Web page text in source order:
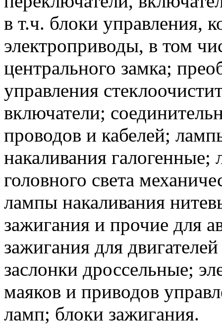
в т.ч. блоки управления,
электроприводы, в том
центрального замка;
управления
включатели;
проводов и кабелей;
накаливания
головного света
лампы накаливания
зажигания и прочие для
зажигания для
заслонки дроссельные;
маяков и приводов
ламп; блоки зажигания.